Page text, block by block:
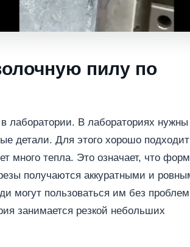
пилу по
лаборатории. В лабораториях нужны
детали. Для этого хорошо подходит
много тепла. Это означает, что
получаются аккуратными и
могут пользоваться им без
занимается резкой небольших